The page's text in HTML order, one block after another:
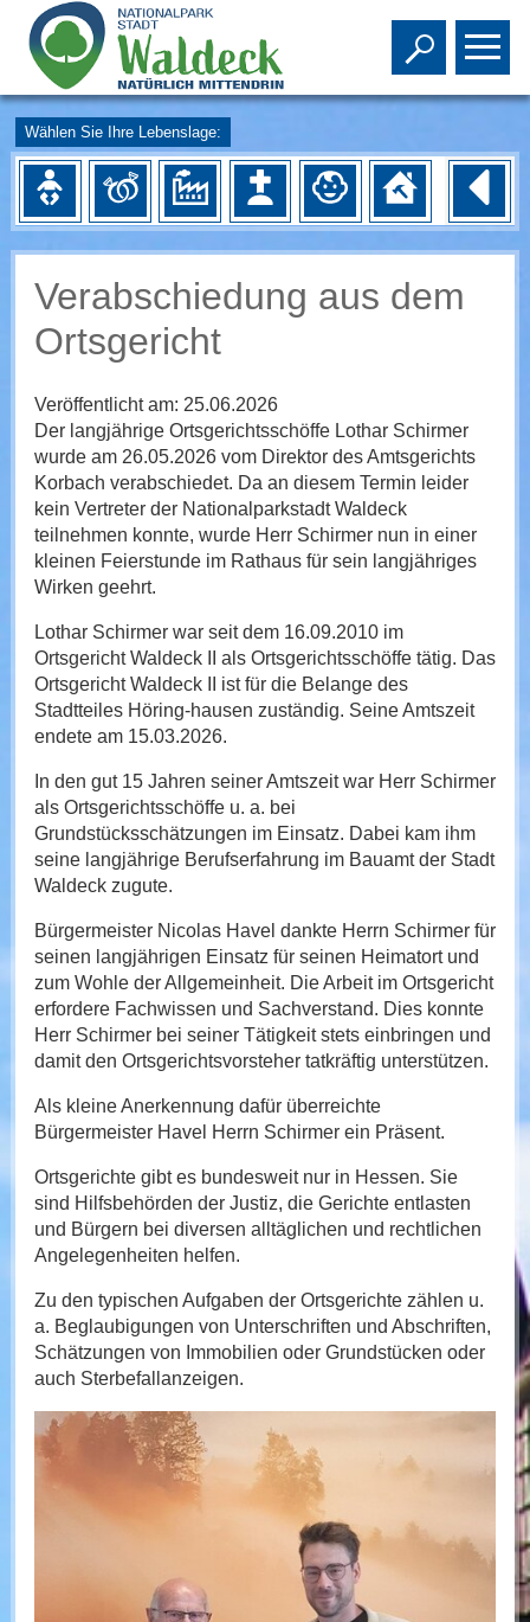
Toggle
Wählen Sie Ihre Lebenslage:
Verabschiedung aus dem
Ortsgericht
Veröffentlicht am: 25.06.2026
Der langjährige Ortsgerichtsschöffe Lothar Schirmer
wurde am 26.05.2026 vom Direktor des Amtsgerichts
Korbach verabschiedet. Da an diesem Termin leider
kein Vertreter der Nationalparkstadt Waldeck
teilnehmen konnte, wurde Herr Schirmer nun in einer
kleinen Feierstunde im Rathaus für sein langjähriges
Wirken geehrt.
Lothar Schirmer war seit dem 16.09.2010 im
Ortsgericht Waldeck II als Ortsgerichtsschöffe tätig. Das
Ortsgericht Waldeck II ist für die Belange des
Stadtteiles Höring-hausen zuständig. Seine Amtszeit
endete am 15.03.2026.
In den gut 15 Jahren seiner Amtszeit war Herr Schirmer
als Ortsgerichtsschöffe u. a. bei
Grundstücksschätzungen im Einsatz. Dabei kam ihm
seine langjährige Berufserfahrung im Bauamt der Stadt
Waldeck zugute.
Bürgermeister Nicolas Havel dankte Herrn Schirmer für
seinen langjährigen Einsatz für seinen Heimatort und
zum Wohle der Allgemeinheit. Die Arbeit im Ortsgericht
erfordere Fachwissen und Sachverstand. Dies konnte
Herr Schirmer bei seiner Tätigkeit stets einbringen und
damit den Ortsgerichtsvorsteher tatkräftig unterstützen.
Als kleine Anerkennung dafür überreichte
Bürgermeister Havel Herrn Schirmer ein Präsent.
Ortsgerichte gibt es bundesweit nur in Hessen. Sie
sind Hilfsbehörden der Justiz, die Gerichte entlasten
und Bürgern bei diversen alltäglichen und rechtlichen
Angelegenheiten helfen.
Zu den typischen Aufgaben der Ortsgerichte zählen u.
a. Beglaubigungen von Unterschriften und Abschriften,
Schätzungen von Immobilien oder Grundstücken oder
auch Sterbefallanzeigen.